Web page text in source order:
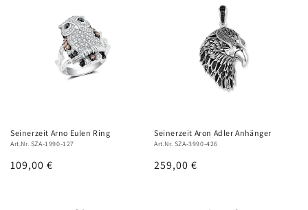
Seinerzeit Arno Eulen Ring
Art.Nr. SZA-1990-127
Normaler
109,00 €
Seinerzeit Aron Adler Anhänger
Art.Nr. SZA-3990-426
Normaler
259,00 €